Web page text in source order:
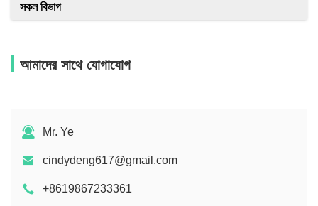
সকল বিভাগ
আমাদের সাথে যোগাযোগ
Mr. Ye
cindydeng617@gmail.com
+8619867233361